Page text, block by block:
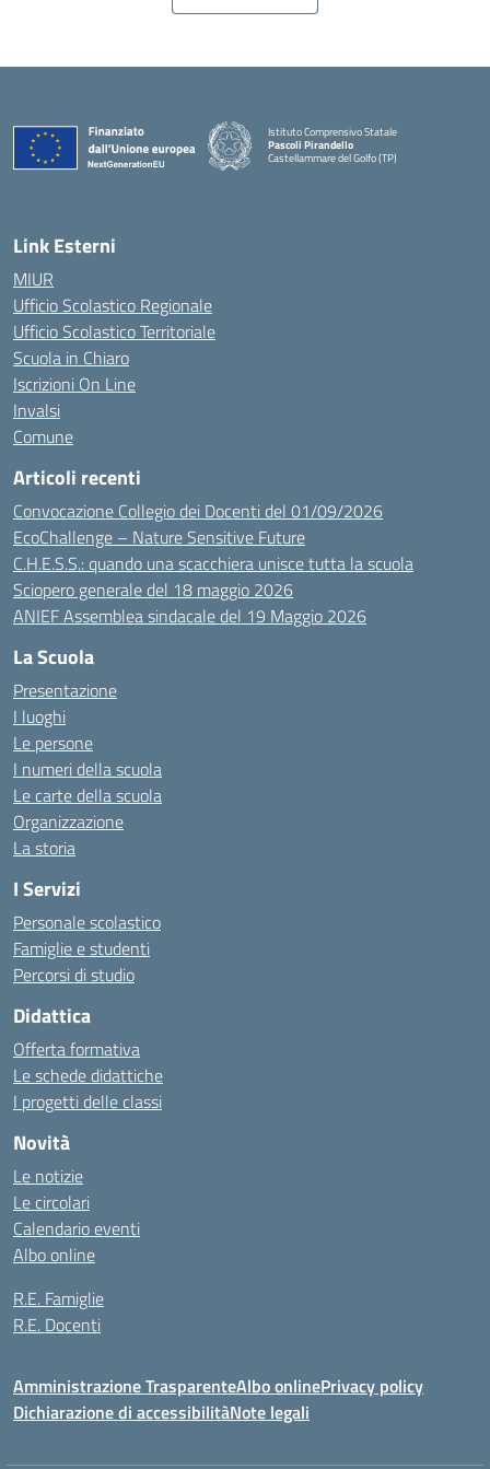
Istituto Comprensivo Statale
Pascoli Pirandello
Castellammare del Golfo (TP)
Link Esterni
MIUR
Ufficio Scolastico Regionale
Ufficio Scolastico Territoriale
Scuola in Chiaro
Iscrizioni On Line
Invalsi
Comune
Articoli recenti
Convocazione Collegio dei Docenti del 01/09/2026
EcoChallenge – Nature Sensitive Future
C.H.E.S.S.: quando una scacchiera unisce tutta la scuola
Sciopero generale del 18 maggio 2026
ANIEF Assemblea sindacale del 19 Maggio 2026
La Scuola
Presentazione
I luoghi
Le persone
I numeri della scuola
Le carte della scuola
Organizzazione
La storia
I Servizi
Personale scolastico
Famiglie e studenti
Percorsi di studio
Didattica
Offerta formativa
Le schede didattiche
I progetti delle classi
Novità
Le notizie
Le circolari
Calendario eventi
Albo online
R.E. Famiglie
R.E. Docenti
Amministrazione TrasparenteAlbo onlinePrivacy policy
Dichiarazione di accessibilitàNote legali